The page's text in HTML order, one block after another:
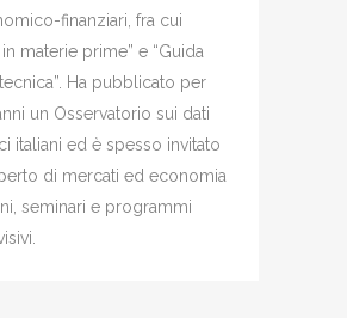
finanziari, fra cui
in materie prime” e “Guida
tecnica”. Ha pubblicato per
un Osservatorio sui dati
italiani ed è spesso invitato
di mercati ed economia
seminari e programmi